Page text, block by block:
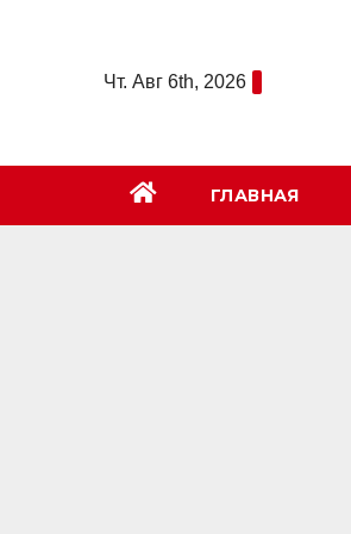
содержимомуЧт. Авг 6th, 2026
ГЛАВНАЯ